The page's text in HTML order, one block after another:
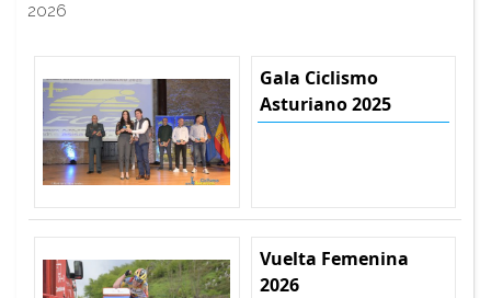
2026
Gala Ciclismo
Asturiano 2025
Vuelta Femenina
2026